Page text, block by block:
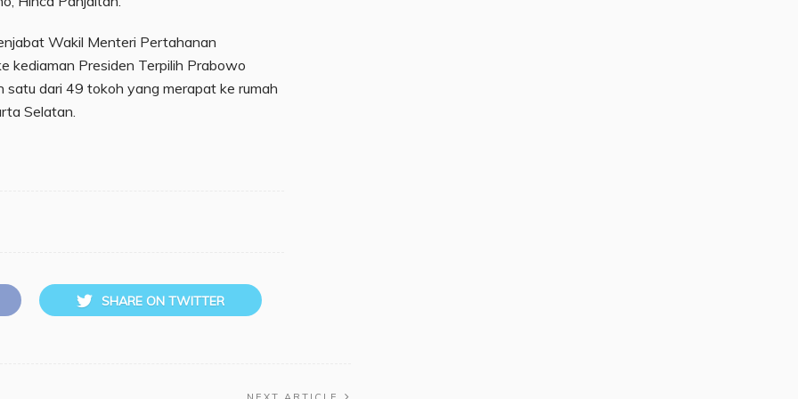
Wakil Menteri Pertahanan
kediaman Presiden Terpilih Prabowo
satu dari 49 tokoh yang merapat ke rumah
Selatan.
SHARE ON TWITTER